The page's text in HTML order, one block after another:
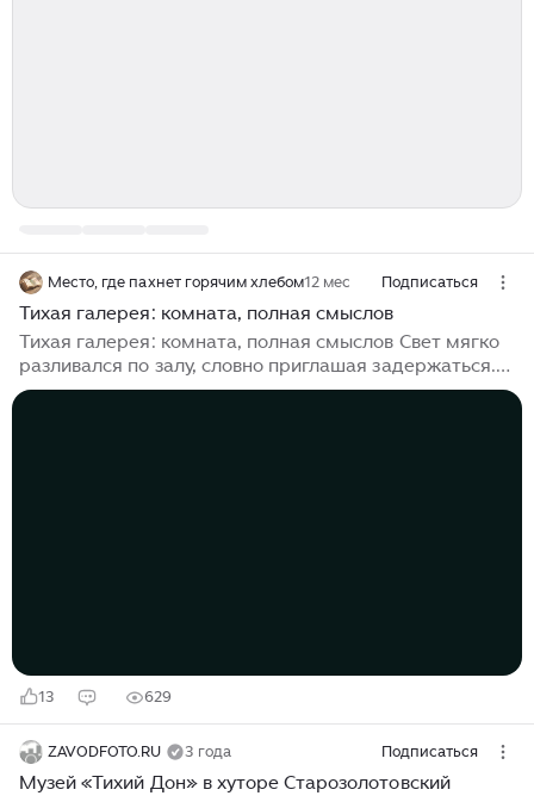
Место, где пахнет горячим хлебом12 мес Подписаться
Тихая галерея: комната, полная смыслов
Тихая галерея: комната, полная смыслов Свет мягко
разливался по залу, словно приглашая задержаться.
Наталья ступила на скрипучий паркет небольшой
13 629
ZAVODFOTO.RU 3 года Подписаться
Музей «Тихий Дон» в хуторе Старозолотовский